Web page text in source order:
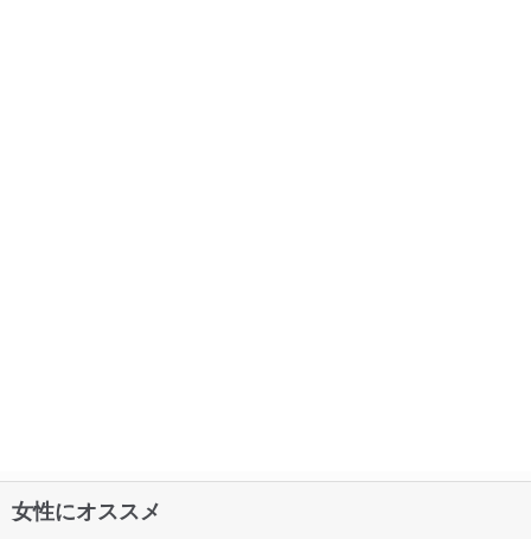
女性にオススメ